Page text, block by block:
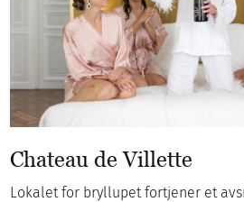
Chateau de Villette
Lokalet for bryllupet fortjener et